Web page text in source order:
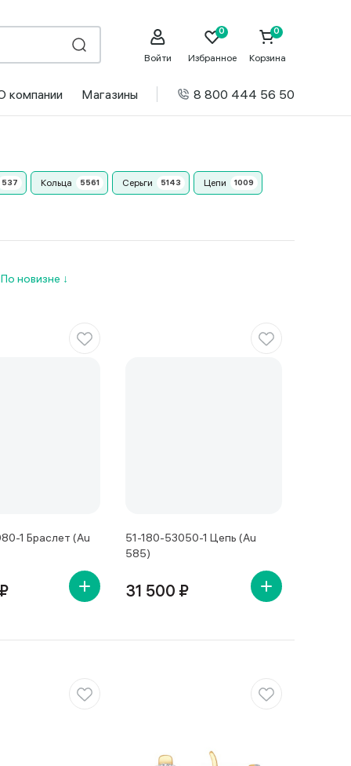
Войти Избранное Корзина
компании Магазины 8 800 444 56 50
Кольца Серьги Цепи
По новизне
1 Браслет (Au
51-180-53050-1 Цепь (Au
585)
31 500 ₽